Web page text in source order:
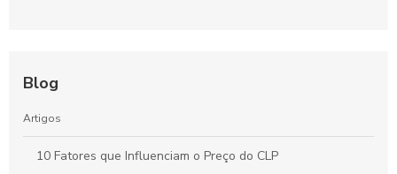
Blog
Artigos
10 Fatores que Influenciam o Preço do CLP